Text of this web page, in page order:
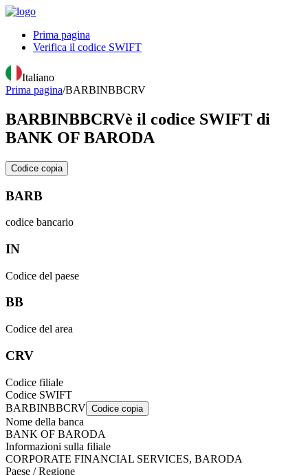
Prima pagina
Verifica il codice SWIFT
Italiano
Prima pagina/BARBINBBCRV
BARBINBBCRVè il codice SWIFT di
BANK OF BARODA
Codice copia
BARB
codice bancario
IN
Codice del paese
BB
Codice del area
CRV
Codice filiale
Codice SWIFT
BARBINBBCRV Codice copia
Nome della banca
BANK OF BARODA
Informazioni sulla filiale
CORPORATE FINANCIAL SERVICES, BARODA
Paese / Regione